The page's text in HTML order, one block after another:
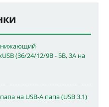
(36/24/12/9В - 5В, 3А на
на USB-A папа (USB 3.1)